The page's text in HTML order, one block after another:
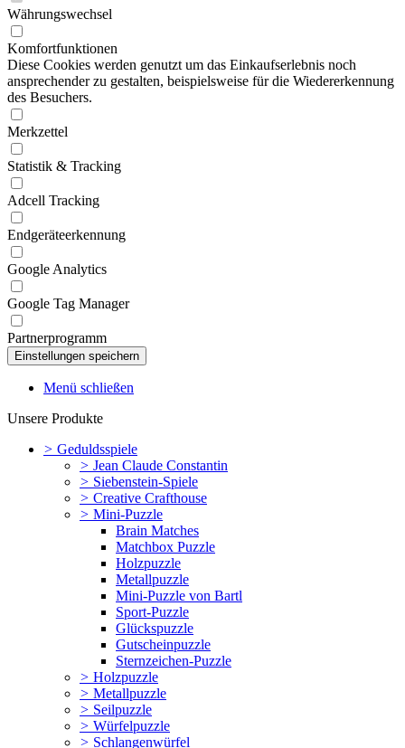
Währungswechsel
Komfortfunktionen
Diese Cookies werden genutzt um das Einkaufserlebnis noch
ansprechender zu gestalten, beispielsweise für die Wiedererkennung
des Besuchers.
Merkzettel
Statistik & Tracking
Adcell Tracking
Endgeräteerkennung
Google Analytics
Google Tag Manager
Partnerprogramm
Menü schließen
Unsere Produkte
> Geduldsspiele
> Jean Claude Constantin
> Siebenstein-Spiele
> Creative Crafthouse
> Mini-Puzzle
Brain Matches
Matchbox Puzzle
Holzpuzzle
Metallpuzzle
Mini-Puzzle von Bartl
Sport-Puzzle
Glückspuzzle
Gutscheinpuzzle
Sternzeichen-Puzzle
> Holzpuzzle
> Metallpuzzle
> Seilpuzzle
> Würfelpuzzle
> Schlangenwürfel